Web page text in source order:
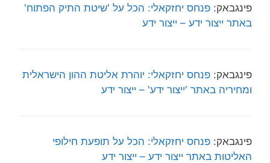
פינגבאק: פנחס יחזקאלי: הכל על 'שיטת התיק הפתוח'
באתר ייצור ידע – ייצור ידע
פינגבאק: פנחס יחזקאלי: יוהרת אליטת ההון הישראלית
ומחיריה באתר 'ייצור ידע' – ייצור ידע
פינגבאק: פנחס יחזקאלי: הכל על תופעת חילופי
האליטות באתר ייצור ידע – ייצור ידע